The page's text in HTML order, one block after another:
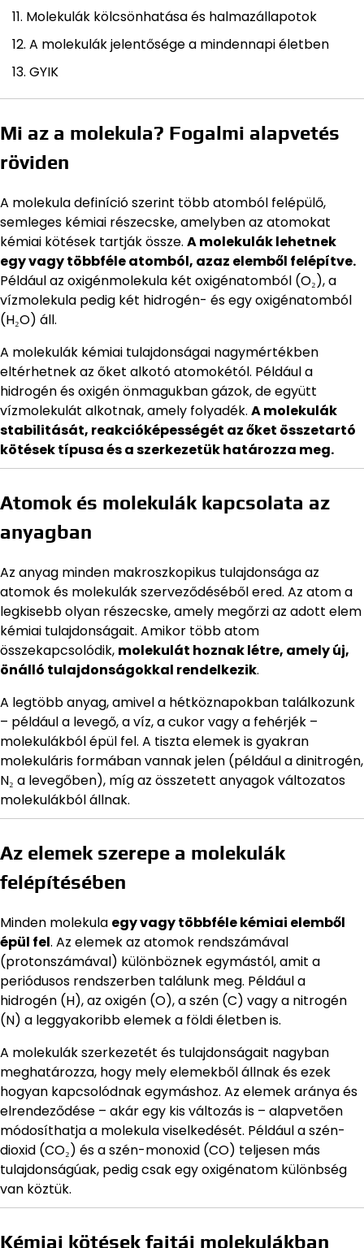
Molekulák kölcsönhatása és halmazállapotok
A molekulák jelentősége a mindennapi életben
GYIK
Mi az a molekula? Fogalmi alapvetés
röviden
A molekula definíció szerint több atomból felépülő,
semleges kémiai részecske, amelyben az atomokat
kémiai kötések tartják össze. A molekulák lehetnek
egy vagy többféle atomból, azaz elemből felépítve.
Például az oxigénmolekula két oxigénatomból (O₂), a
vízmolekula pedig két hidrogén- és egy oxigénatomból
(H₂O) áll.
A molekulák kémiai tulajdonságai nagymértékben
eltérhetnek az őket alkotó atomokétól. Például a
hidrogén és oxigén önmagukban gázok, de együtt
vízmolekulát alkotnak, amely folyadék. A molekulák
stabilitását, reakcióképességét az őket összetartó
kötések típusa és a szerkezetük határozza meg.
Atomok és molekulák kapcsolata az
anyagban
Az anyag minden makroszkopikus tulajdonsága az
atomok és molekulák szerveződéséből ered. Az atom a
legkisebb olyan részecske, amely megőrzi az adott elem
kémiai tulajdonságait. Amikor több atom
összekapcsolódik, molekulát hoznak létre, amely új,
önálló tulajdonságokkal rendelkezik.
A legtöbb anyag, amivel a hétköznapokban találkozunk
– például a levegő, a víz, a cukor vagy a fehérjék –
molekulákból épül fel. A tiszta elemek is gyakran
molekuláris formában vannak jelen (például a dinitrogén,
N₂ a levegőben), míg az összetett anyagok változatos
molekulákból állnak.
Az elemek szerepe a molekulák
felépítésében
Minden molekula egy vagy többféle kémiai elemből
épül fel. Az elemek az atomok rendszámával
(protonszámával) különböznek egymástól, amit a
periódusos rendszerben találunk meg. Például a
hidrogén (H), az oxigén (O), a szén (C) vagy a nitrogén
(N) a leggyakoribb elemek a földi életben is.
A molekulák szerkezetét és tulajdonságait nagyban
meghatározza, hogy mely elemekből állnak és ezek
hogyan kapcsolódnak egymáshoz. Az elemek aránya és
elrendeződése – akár egy kis változás is – alapvetően
módosíthatja a molekula viselkedését. Például a szén-
dioxid (CO₂) és a szén-monoxid (CO) teljesen más
tulajdonságúak, pedig csak egy oxigénatom különbség
van köztük.
Kémiai kötések fajtái molekulákban